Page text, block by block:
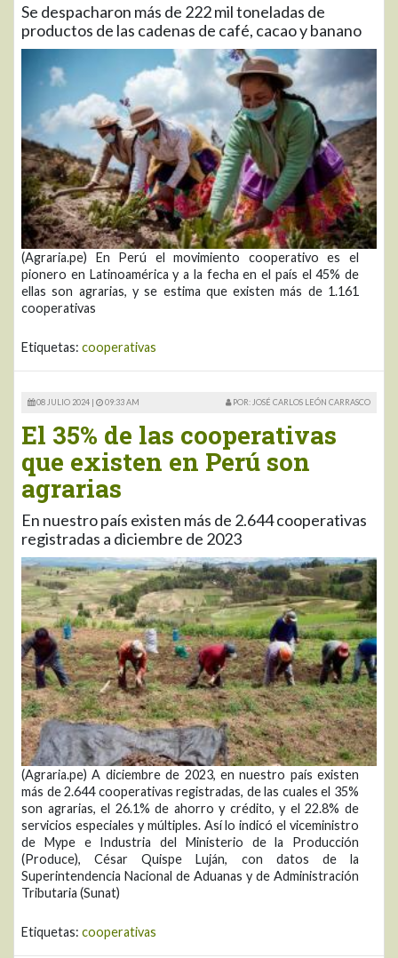
Se despacharon más de 222 mil toneladas de
productos de las cadenas de café, cacao y banano
(Agraria.pe) En Perú el movimiento cooperativo es el
pionero en Latinoamérica y a la fecha en el país el 45% de
ellas son agrarias, y se estima que existen más de 1.161
cooperativas
Etiquetas: cooperativas
08 JULIO 2024 | 09:33 AM POR: JOSÉ CARLOS LEÓN CARRASCO
El 35% de las cooperativas
que existen en Perú son
agrarias
En nuestro país existen más de 2.644 cooperativas
registradas a diciembre de 2023
(Agraria.pe) A diciembre de 2023, en nuestro país existen
más de 2.644 cooperativas registradas, de las cuales el 35%
son agrarias, el 26.1% de ahorro y crédito, y el 22.8% de
servicios especiales y múltiples. Así lo indicó el viceministro
de Mype e Industria del Ministerio de la Producción
(Produce), César Quispe Luján, con datos de la
Superintendencia Nacional de Aduanas y de Administración
Tributaria (Sunat)
Etiquetas: cooperativas